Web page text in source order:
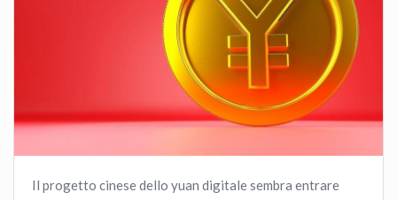
Il progetto cinese dello yuan digitale sembra entrare